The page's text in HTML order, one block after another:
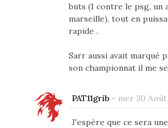
buts (1 contre le psg, un
marseille), tout en
rapide .
Sarr aussi avait marqué
son championnat il me
PAT11grib- mer 30 Août
J'espère que ce sera